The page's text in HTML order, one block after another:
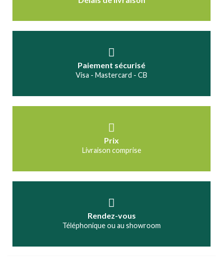
Paiement sécurisé
Visa - Mastercard - CB
Prix
Livraison comprise
Rendez-vous
Téléphonique ou au showroom